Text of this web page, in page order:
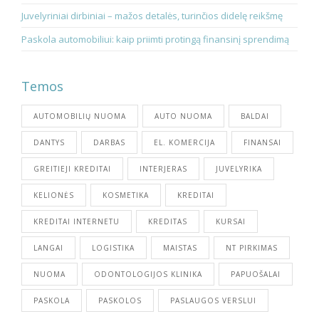
Juvelyriniai dirbiniai – mažos detalės, turinčios didelę reikšmę
Paskola automobiliui: kaip priimti protingą finansinį sprendimą
Temos
AUTOMOBILIŲ NUOMA AUTO NUOMA BALDAI
DANTYS DARBAS EL. KOMERCIJA FINANSAI
GREITIEJI KREDITAI INTERJERAS JUVELYRIKA
KELIONĖS KOSMETIKA KREDITAI
KREDITAI INTERNETU KREDITAS KURSAI
LANGAI LOGISTIKA MAISTAS NT PIRKIMAS
NUOMA ODONTOLOGIJOS KLINIKA PAPUOŠALAI
PASKOLA PASKOLOS PASLAUGOS VERSLUI